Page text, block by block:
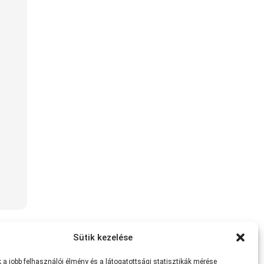
Sütik kezelése
a jobb felhasználói élmény és a látogatottsági statisztikák mérése